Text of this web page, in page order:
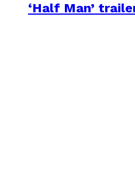
‘Half Man’